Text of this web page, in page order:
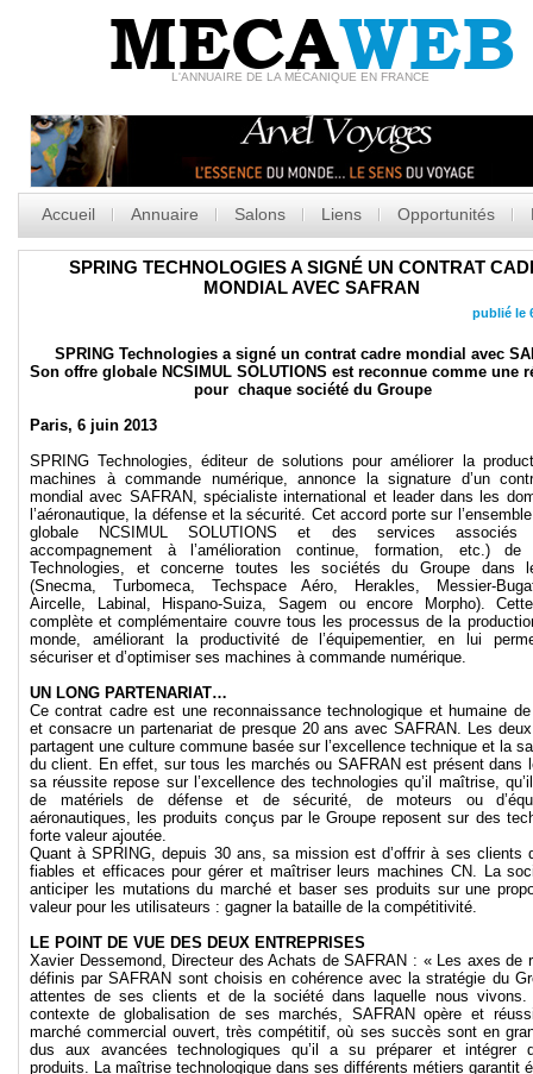
MECAWEB
L'ANNUAIRE DE LA MÉCANIQUE EN FRANCE
Accueil Annuaire Salons Liens Opportunités
SPRING TECHNOLOGIES A SIGNÉ UN CONTRAT
MONDIAL AVEC SAFRAN
publié le
SPRING Technologies a signé un contrat cadre mondial avec
Son offre globale NCSIMUL SOLUTIONS est reconnue comme une
pour chaque société du Groupe
Paris, 6 juin 2013
SPRING Technologies, éditeur de solutions pour améliorer la
machines à commande numérique, annonce la signature d’un
mondial avec SAFRAN, spécialiste international et leader dans les
l’aéronautique, la défense et la sécurité. Cet accord porte sur l’ensemble
globale NCSIMUL SOLUTIONS et des services associés
accompagnement à l’amélioration continue, formation, etc.) de
Technologies, et concerne toutes les sociétés du Groupe dans
(Snecma, Turbomeca, Techspace Aéro, Herakles, Messier-
Aircelle, Labinal, Hispano-Suiza, Sagem ou encore Morpho).
complète et complémentaire couvre tous les processus de la
monde, améliorant la productivité de l’équipementier, en lui
sécuriser et d’optimiser ses machines à commande numérique.
UN LONG PARTENARIAT…
Ce contrat cadre est une reconnaissance technologique et humaine
et consacre un partenariat de presque 20 ans avec SAFRAN. Les
partagent une culture commune basée sur l’excellence technique et la
du client. En effet, sur tous les marchés ou SAFRAN est présent dans
sa réussite repose sur l’excellence des technologies qu’il maîtrise,
de matériels de défense et de sécurité, de moteurs ou
aéronautiques, les produits conçus par le Groupe reposent sur des
forte valeur ajoutée.
Quant à SPRING, depuis 30 ans, sa mission est d’offrir à ses clients
fiables et efficaces pour gérer et maîtriser leurs machines CN. La
anticiper les mutations du marché et baser ses produits sur une
valeur pour les utilisateurs : gagner la bataille de la compétitivité.
LE POINT DE VUE DES DEUX ENTREPRISES
Xavier Dessemond, Directeur des Achats de SAFRAN : « Les axes de
définis par SAFRAN sont choisis en cohérence avec la stratégie du
attentes de ses clients et de la société dans laquelle nous vivons.
contexte de globalisation de ses marchés, SAFRAN opère et
marché commercial ouvert, très compétitif, où ses succès sont en
dus aux avancées technologiques qu’il a su préparer et intégrer
produits. La maîtrise technologique dans ses différents métiers garantit